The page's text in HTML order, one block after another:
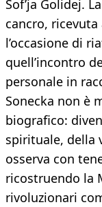
Sof’ja Golidej.
cancro,
l’occasione di
quell’incontro
personale in
Sonecka non è
biografico:
spirituale, della
osserva con
ricostruendo la
rivoluzionari